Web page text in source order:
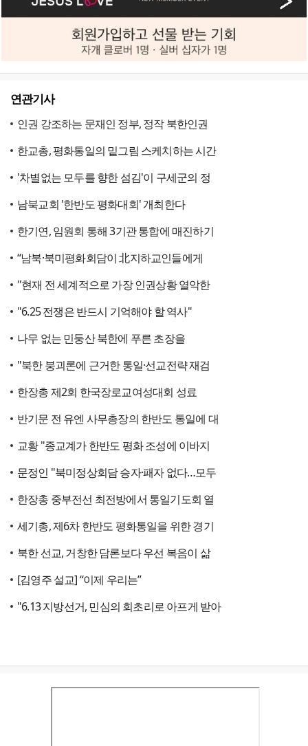
연관기사
인권 강조하는 문재인 정부, 정작 북한인권
한교총, 평화통일의 밑그림 스케치하는 시간
'차별없는 모두를 향한 섬김'이 구세군의 정
남북교회 '한반도 평화대회' 개최한다
한기연, 임원회 통해 3기관 통합에 매진하기
“남북·북미평화회담이 北지하교인들에게
"현재 전 세계적으로 가장 인권상황 열악한
"6.25 전쟁은 반드시 기억해야 할 역사"
나무 없는 민둥산 북한에 푸른 초장을
"북한 붕괴론에 근거한 통일·선교전략 재검
한장총 제2회 한국장로교여성대회 성료
반기문 전 유엔 사무총장의 한반도 통일에 대
교황 "종교계가 한반도 평화 조성에 이바지
문정인 "북미정상회담 승자·패자 없다…모두
한장총 중부전선 최전방에서 통일기도회 열
세기총, 제6차 한반도 평화통일을 위한 경기
북한 선교, 거창한 담론보다 우선 복음이 삶
[김영주 설교] “이제 우리는”
"6.13 지방선거, 민심의 회초리로 아프게 받아